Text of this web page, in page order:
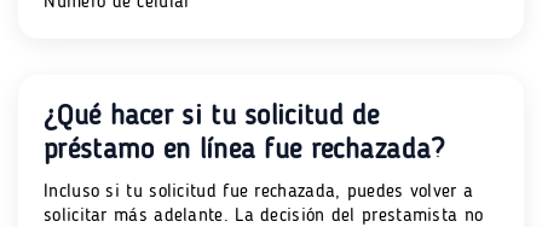
¿Qué hacer si tu solicitud de
préstamo en línea fue rechazada?
Incluso si tu solicitud fue rechazada, puedes volver a
solicitar más adelante. La decisión del prestamista no